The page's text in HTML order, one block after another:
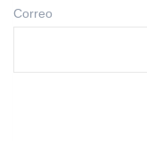
Correo